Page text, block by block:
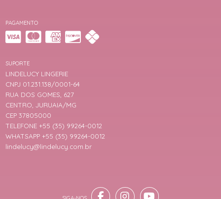
PAGAMENTO
SUPORTE
LINDELUCY LINGERIE
CNPJ 01.231.138/0001-64
RUA DOS GOMES, 627
CENTRO, JURUAIA/MG
CEP 37805000
TELEFONE +55 (35) 99264-0012
WHATSAPP +55 (35) 99264-0012
lindelucy@lindelucy.com.br